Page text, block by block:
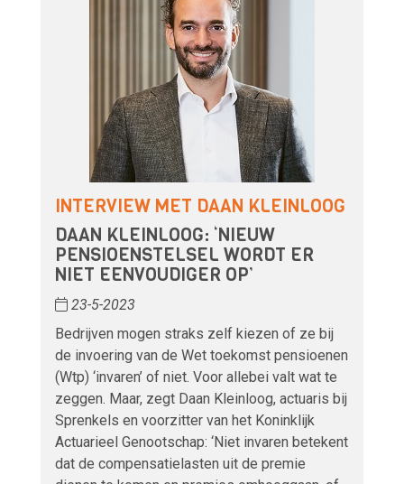
INTERVIEW MET DAAN KLEINLOOG
DAAN KLEINLOOG: ‘NIEUW
PENSIOENSTELSEL WORDT ER
NIET EENVOUDIGER OP’
23-5-2023
Bedrijven mogen straks zelf kiezen of ze bij
de invoering van de Wet toekomst pensioenen
(Wtp) ‘invaren’ of niet. Voor allebei valt wat te
zeggen. Maar, zegt Daan Kleinloog, actuaris bij
Sprenkels en voorzitter van het Koninklijk
Actuarieel Genootschap: ‘Niet invaren betekent
dat de compensatielasten uit de premie